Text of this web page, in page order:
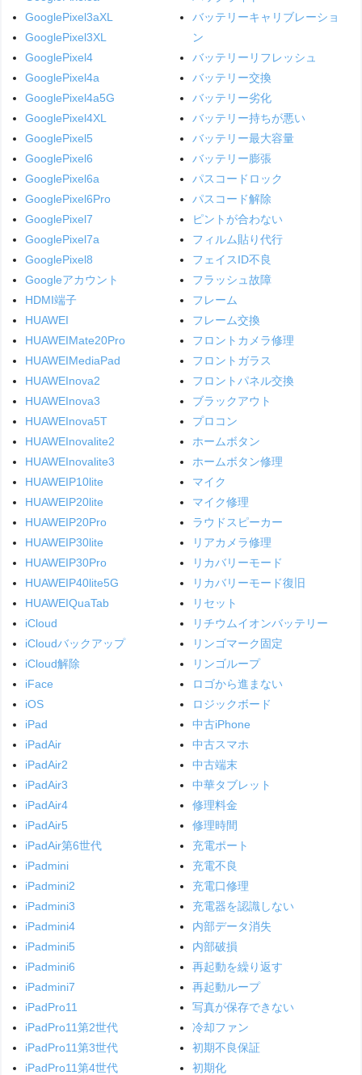
GooglePixel3aXL
GooglePixel3XL
GooglePixel4
GooglePixel4a
GooglePixel4a5G
GooglePixel4XL
GooglePixel5
GooglePixel6
GooglePixel6a
GooglePixel6Pro
GooglePixel7
GooglePixel7a
GooglePixel8
Googleアカウント
HDMI端子
HUAWEI
HUAWEIMate20Pro
HUAWEIMediaPad
HUAWEInova2
HUAWEInova3
HUAWEInova5T
HUAWEInovalite2
HUAWEInovalite3
HUAWEIP10lite
HUAWEIP20lite
HUAWEIP20Pro
HUAWEIP30lite
HUAWEIP30Pro
HUAWEIP40lite5G
HUAWEIQuaTab
iCloud
iCloudバックアップ
iCloud解除
iFace
iOS
iPad
iPadAir
iPadAir2
iPadAir3
iPadAir4
iPadAir5
iPadAir第6世代
iPadmini
iPadmini2
iPadmini3
iPadmini4
iPadmini5
iPadmini6
iPadmini7
iPadPro11
iPadPro11第2世代
iPadPro11第3世代
iPadPro11第4世代
バッテリーキャリブレーショ
ン
バッテリーリフレッシュ
バッテリー交換
バッテリー劣化
バッテリー持ちが悪い
バッテリー最大容量
バッテリー膨張
パスコードロック
パスコード解除
ピントが合わない
フィルム貼り代行
フェイスID不良
フラッシュ故障
フレーム
フレーム交換
フロントカメラ修理
フロントガラス
フロントパネル交換
ブラックアウト
プロコン
ホームボタン
ホームボタン修理
マイク
マイク修理
ラウドスピーカー
リアカメラ修理
リカバリーモード
リカバリーモード復旧
リセット
リチウムイオンバッテリー
リンゴマーク固定
リンゴループ
ロゴから進まない
ロジックボード
中古iPhone
中古スマホ
中古端末
中華タブレット
修理料金
修理時間
充電ポート
充電不良
充電口修理
充電器を認識しない
内部データ消失
内部破損
再起動を繰り返す
再起動ループ
写真が保存できない
冷却ファン
初期不良保証
初期化